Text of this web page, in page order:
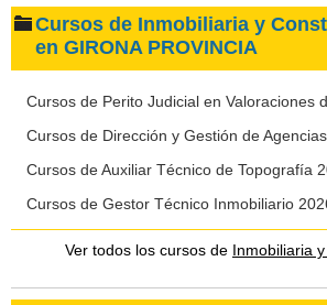
Cursos de Inmobiliaria y
en GIRONA PROVINCIA
Cursos de Perito Judicial en Valoraciones
Cursos de Dirección y Gestión de
Cursos de Auxiliar Técnico de Topografía
Cursos de Gestor Técnico Inmobiliario
Ver todos los cursos de Inmobiliaria